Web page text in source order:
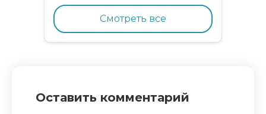
курицей и гранатом
Смотреть все
Оставить комментарий